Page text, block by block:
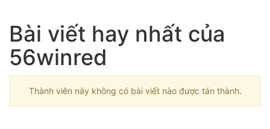
Bài viết hay nhất của
56winred
Thành viên này không có bài viết nào được tán thành.